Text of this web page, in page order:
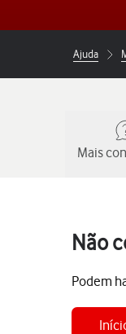
Ajuda
Mais
Não
Podem